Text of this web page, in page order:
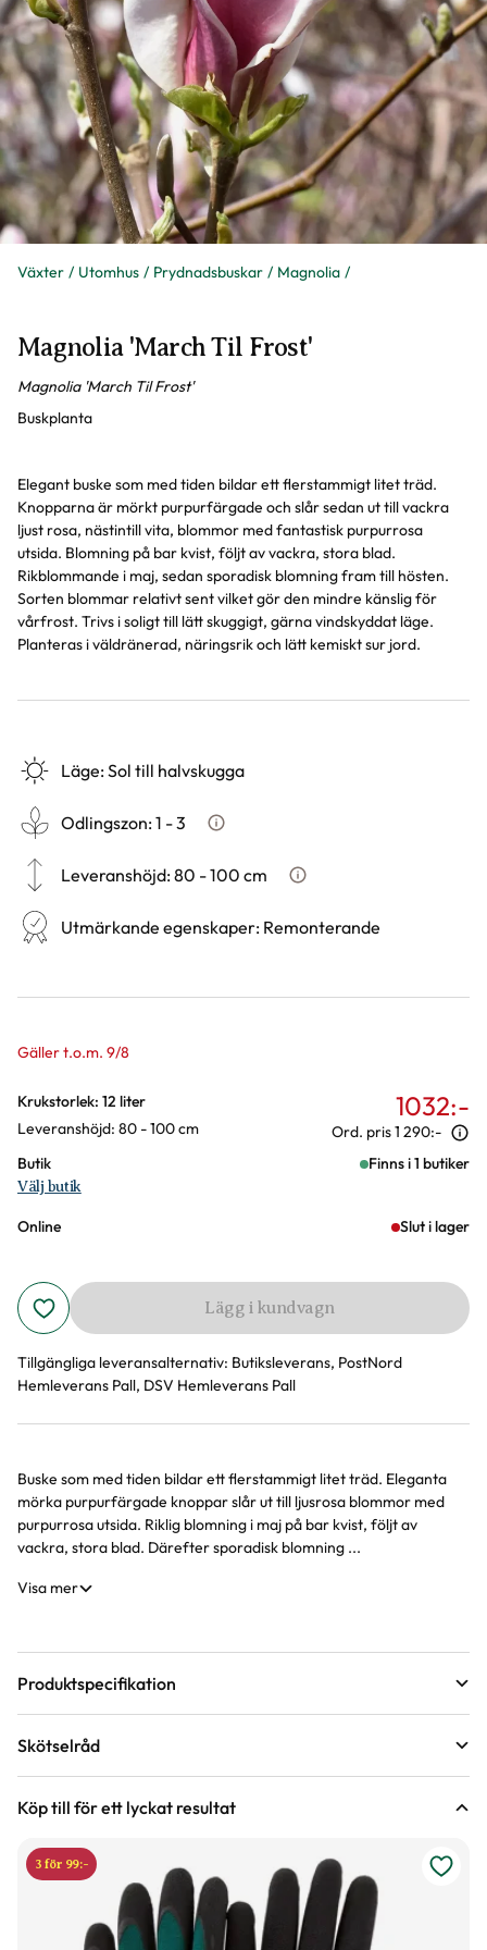
Växter Utomhus Prydnadsbuskar Magnolia
Magnolia 'March Til Frost'
Magnolia 'March Til Frost'
Buskplanta
Elegant buske som med tiden bildar ett flerstammigt litet träd.
Knopparna är mörkt purpurfärgade och slår sedan ut till vackra
ljust rosa, nästintill vita, blommor med fantastisk purpurrosa
utsida. Blomning på bar kvist, följt av vackra, stora blad.
Rikblommande i maj, sedan sporadisk blomning fram till hösten.
Sorten blommar relativt sent vilket gör den mindre känslig för
vårfrost. Trivs i soligt till lätt skuggigt, gärna vindskyddat läge.
Planteras i väldränerad, näringsrik och lätt kemiskt sur jord.
Läge:Sol till halvskugga
Odlingszon:1 - 3 Vad är odlingszon?
Leveranshöjd:80 - 100 cm Hur vi mäter leveranshöjd
Utmärkande egenskaper: Remonterande
Gäller t.o.m. 9/8
Varianter
Krukstorlek: 12 liter
Leveranshöjd: 80 - 100 cm
1032:-
Ord. pris1 290:-
Butik
Finns i 1 butiker
Välj butik
Online Slut i lager
Lägg i kundvagn
Tillgängliga leveransalternativ: Butiksleverans, PostNord
Hemleverans Pall, DSV Hemleverans Pall
Produktinformation
Buske som med tiden bildar ett flerstammigt litet träd. Eleganta
mörka purpurfärgade knoppar slår ut till ljusrosa blommor med
purpurrosa utsida. Riklig blomning i maj på bar kvist, följt av
vackra, stora blad. Därefter sporadisk blomning ...
Visa mer
Produktspecifikation
Krukstorlek
Hur vi mäter leveranshöjd på växter
Förväntad sluthöjd Höjd på trädgårdsväxter
Kvalitet - typ av planta Buskplanta
Skötselråd
Läge Sol till halvskugga
Odlingszon Vad är odlingszon?
Planteringsavstånd (cc) 3 m
Köp till för ett lyckat resultat
3 för 99:-